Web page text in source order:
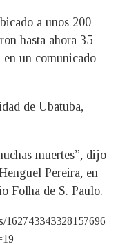
a unos 200
hasta ahora 35
un comunicado
de Ubatuba,
muertes”, dijo
Pereira, en
Folha de S. Paulo.